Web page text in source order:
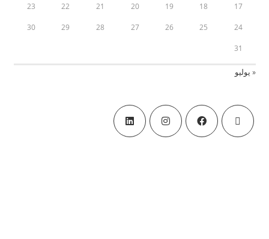
17
18
19
20
21
22
23
24
25
26
27
28
29
30
31
« يوليو